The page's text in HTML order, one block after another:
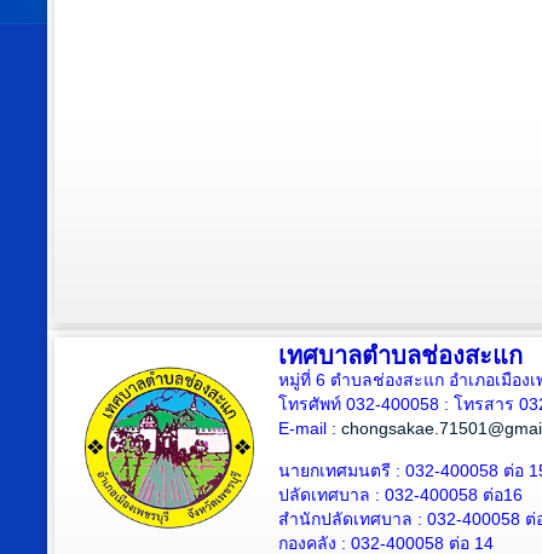
เทศบาลตำบลช่องสะแก
หมู่ที่ 6 ตำบลช่องสะแก อำเภอเมือง
โทรศัพท์ 032-400058 : โทรสาร
E-mail :
นายกเทศมนตรี : 032-400058 ต่อ
ปลัดเทศบาล : 032-400058 ต่อ16
สำนักปลัดเทศบาล : 032-400058 ต่
กองคลัง : 032-400058 ต่อ 14